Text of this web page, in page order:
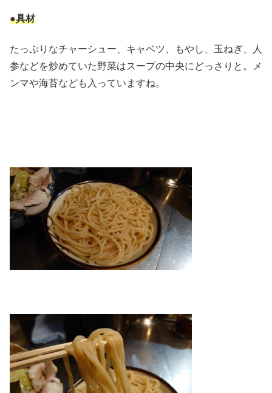
●具材
たっぷりなチャーシュー、キャベツ、もやし、玉ねぎ、人
参などを炒めていた野菜はスープの中央にどっさりと。メ
ンマや海苔なども入っていますね。